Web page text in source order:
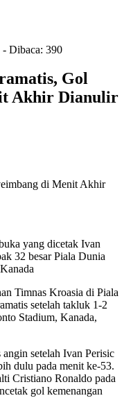
Dibaca: 390
Gol
Akhir Dianulir
yang dicetak Ivan
32 besar Piala Dunia
Timnas Kroasia di Piala
setelah takluk 1-2
Stadium, Kanada,
angin setelah Ivan Perisic
dulu pada menit ke-53.
Cristiano Ronaldo pada
gol kemenangan